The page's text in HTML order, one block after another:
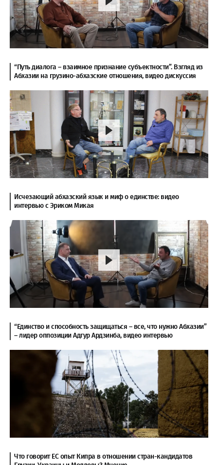
“Путь диалога – взаимное признание субъектности”. Взгляд из
Абхазии на грузино-абхазские отношения, видео дискуссия
Исчезающий абхазский язык и миф о единстве: видео
интервью с Эриком Микая
“Единство и способность защищаться – все, что нужно Абхазии”
– лидер оппозиции Адгур Ардзинба, видео интервью
Что говорит ЕС опыт Кипра в отношении стран-кандидатов